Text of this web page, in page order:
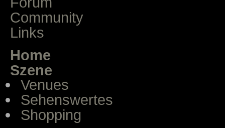
Community
Links
Home
Szene
Venues
Sehenswertes
Shopping